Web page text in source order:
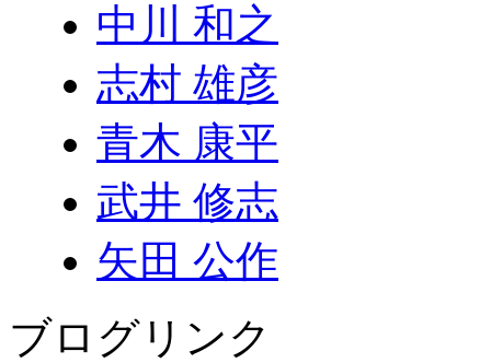
中川 和之
志村 雄彦
青木 康平
武井 修志
矢田 公作
ブログリンク